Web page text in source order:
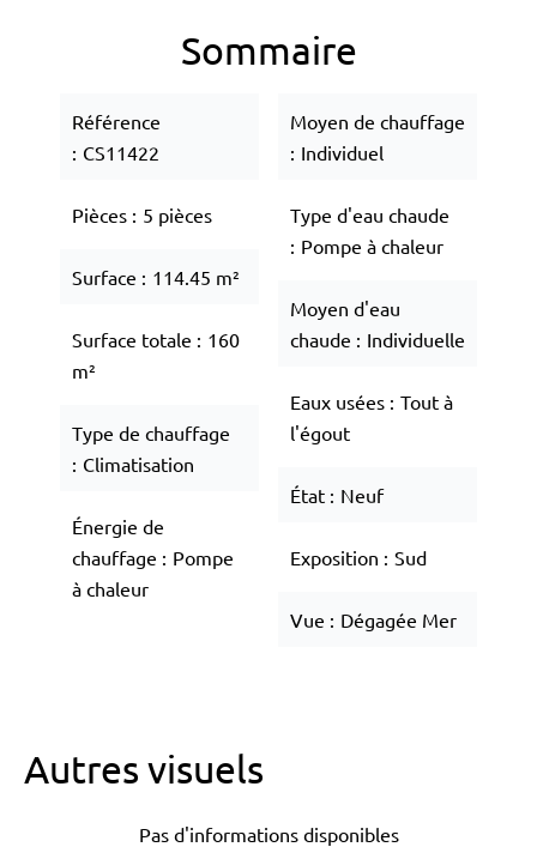
Sommaire
Référence
CS11422
Pièces 5 pièces
Surface 114.45 m²
Surface totale
160
m²
Type de chauffage
Climatisation
Énergie de
chauffage
Pompe
à chaleur
Moyen de chauffage
Individuel
Type d'eau chaude
Pompe à chaleur
Moyen d'eau
chaude
Individuelle
Eaux usées
Tout à
l'égout
État Neuf
Exposition Sud
Vue Dégagée Mer
Autres visuels
Pas d'informations disponibles